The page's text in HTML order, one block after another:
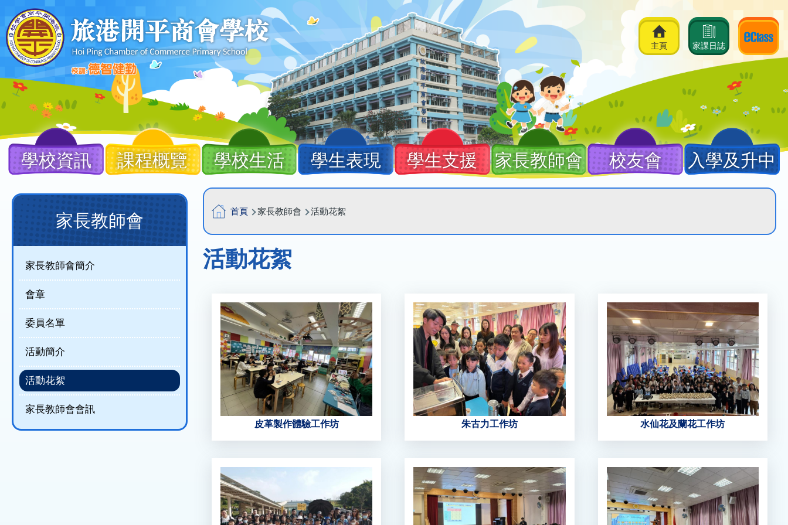
移至主內容
家課日誌
主頁
Main
navigation
學校資訊 課程概覽 學校生活 學生表現 學生支援 家長教師會 校友會 入學及升中
導
航
連
結
首頁 家長教師會 活動花絮
活動花絮
皮革製作體驗工作坊 朱古力工作坊 水仙花及蘭花工作坊
Main
navigation
(new)
家長教師會
家長教師會簡介
會章
委員名單
活動簡介
活動花絮
家長教師會會訊